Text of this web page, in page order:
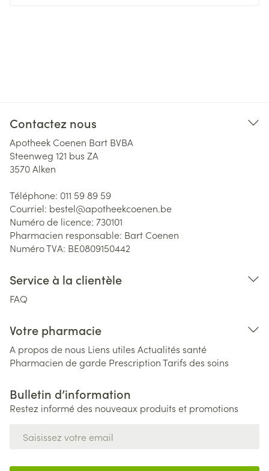
Contactez nous
Apotheek Coenen Bart BVBA
Steenweg 121 bus ZA
3570Alken
Téléphone: 011 59 89 59
Courriel: bestel@apotheekcoenen.be
Numéro de licence: 730101
Pharmacien responsable: Bart Coenen
Numéro TVA: BE0809150442
Service à la clientèle
FAQ
Votre pharmacie
A propos de nous Liens utiles Actualités santé
Pharmacien de garde PrescriptionTarifs des soins
Bulletin d’information
Restez informé des nouveaux produits et promotions